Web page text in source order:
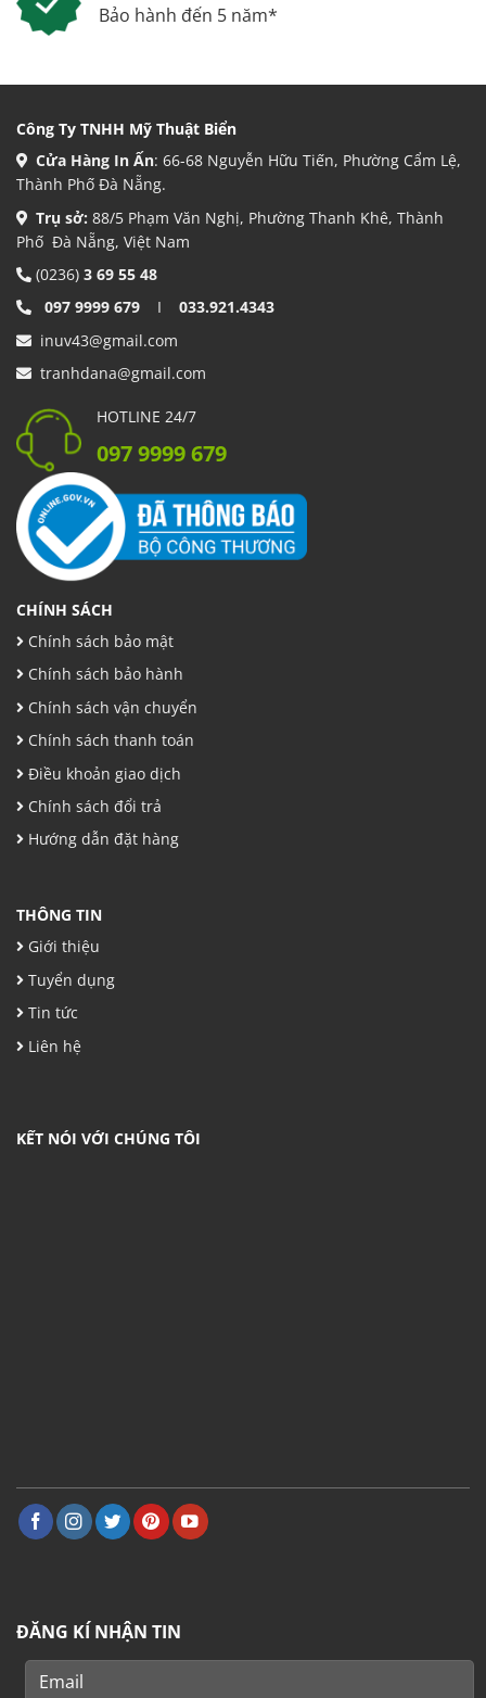
Bảo hành đến 5 năm*
Công Ty TNHH Mỹ Thuật Biển
Cửa Hàng In Ấn: 66-68 Nguyễn Hữu Tiến, Phường Cẩm Lệ,
Thành Phố Đà Nẵng.
Trụ sở: 88/5 Phạm Văn Nghị, Phường Thanh Khê, Thành
Phố Đà Nẵng, Việt Nam
(0236) 3 69 55 48
097 9999 679 I 033.921.4343
inuv43@gmail.com
tranhdana@gmail.com
HOTLINE 24/7
097 9999 679
CHÍNH SÁCH
Chính sách bảo mật
Chính sách bảo hành
Chính sách vận chuyển
Chính sách thanh toán
Điều khoản giao dịch
Chính sách đổi trả
Hướng dẫn đặt hàng
THÔNG TIN
Giới thiệu
Tuyển dụng
Tin tức
Liên hệ
KẾT NÓI VỚI CHÚNG TÔI
ĐĂNG KÍ NHẬN TIN